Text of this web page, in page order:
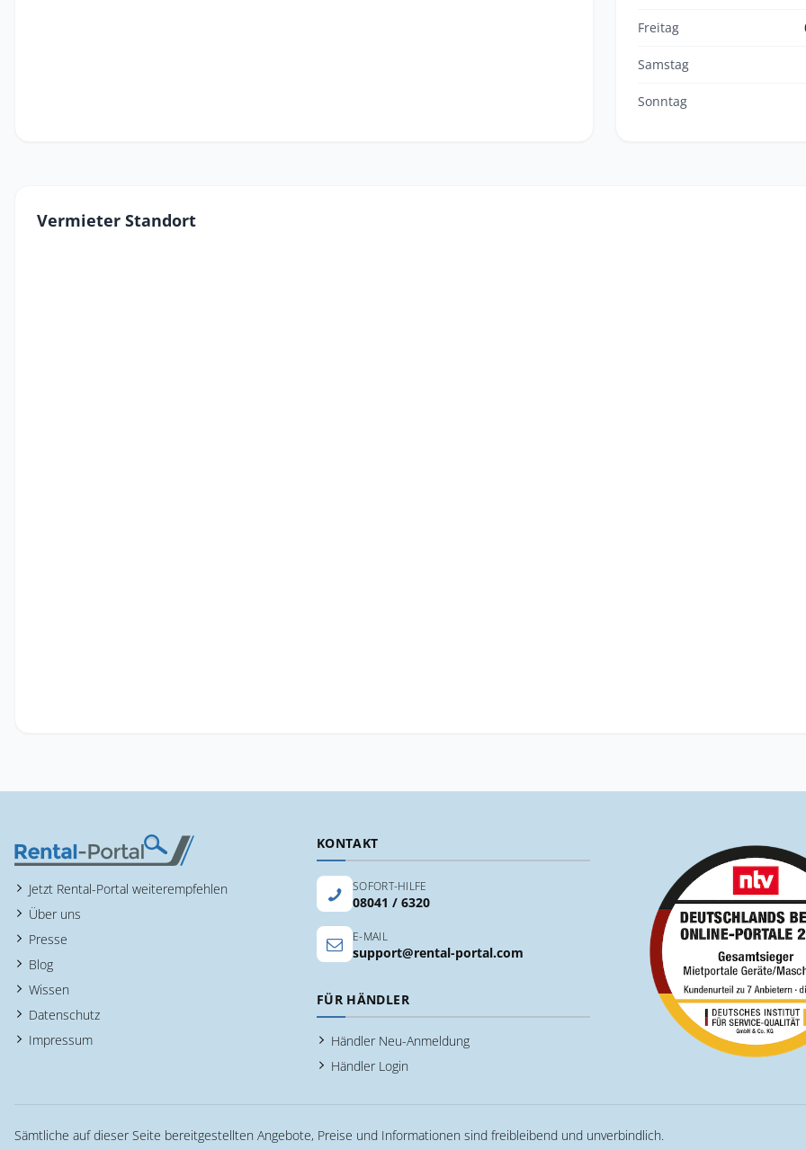
Freitag
Samstag
Sonntag
Vermieter Standort
Jetzt Rental-Portal weiterempfehlen
Über uns
Presse
Blog
Wissen
Datenschutz
Impressum
KONTAKT
SOFORT-HILFE
08041 / 6320
E-MAIL
support@rental-portal.com
FÜR HÄNDLER
Händler Neu-Anmeldung
Händler Login
Sämtliche auf dieser Seite bereitgestellten Angebote, Preise und Informationen sind freibleibend und unverbindlich.